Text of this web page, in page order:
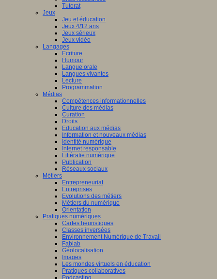
Tutorat
Jeux
Jeu et éducation
Jeux 4/12 ans
Jeux sérieux
Jeux vidéo
Langages
Ecriture
Humour
Langue orale
Langues vivantes
Lecture
Programmation
Médias
Compétences informationnelles
Culture des médias
Curation
Droits
Education aux médias
Information et nouveaux médias
Identité numérique
Internet responsable
Littératie numérique
Publication
Réseaux sociaux
Métiers
Entrepreneuriat
Entreprises
Evolutions des métiers
Métiers du numérique
Orientation
Pratiques numériques
Cartes heuristiques
Classes inversées
Environnement Numérique de Travail
Fablab
Géolocalisation
Images
Les mondes virtuels en éducation
Pratiques collaboratives
Podcasting